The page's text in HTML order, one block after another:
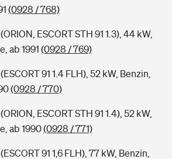
(0928 / 768)
ESCORT STH 91 1.3), 44 kW,
ab 1991 (0928 / 769)
91 1.4 FLH), 52 kW, Benzin,
(0928 / 770)
ESCORT STH 91 1.4), 52 kW,
ab 1990(0928 / 771)
91 1,6 FLH), 77 kW, Benzin,